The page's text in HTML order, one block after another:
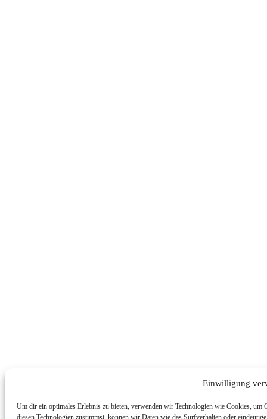
Einwilligung
Um dir ein optimales Erlebnis zu bieten, verwenden wir Technologien wie Cookies, um
diesen Technologien zustimmst, können wir Daten wie das Surfverhalten oder